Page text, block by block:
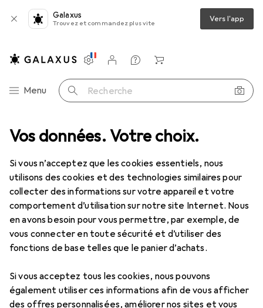
Vos données. Votre choix.
Si vous n’acceptez que les cookies essentiels, nous
utilisons des cookies et des technologies similaires pour
collecter des informations sur votre appareil et votre
comportement d’utilisation sur notre site Internet. Nous
en avons besoin pour vous permettre, par exemple, de
vous connecter en toute sécurité et d’utiliser des
fonctions de base telles que le panier d’achats.
Si vous acceptez tous les cookies, nous pouvons
également utiliser ces informations afin de vous afficher
des offres personnalisées, améliorer nos sites et vous
Galaxus
Trouvez et commandez plus vite Vers l'app
Navigation par catégorie
Menu Recherche
Paramètres
Compte client
Listes de comparaison
Listes d'envies
Panier
Cartouche d'impression Epson UltraChrome XD2 T41F240
3 images
EpsonUltraChrome XD2 T41F240
CF
EUR
74,98
Évaluations